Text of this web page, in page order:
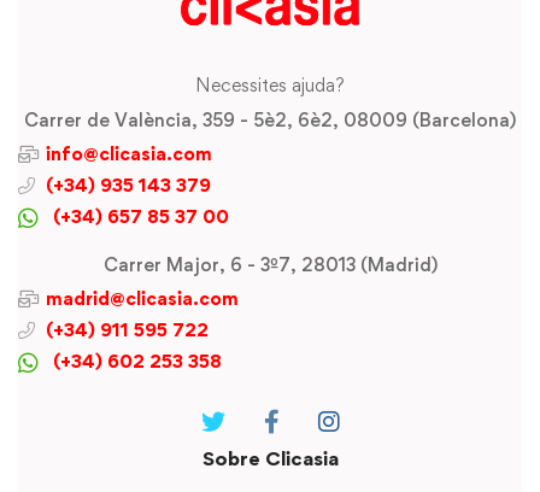
Necessites ajuda?
Carrer de València, 359 - 5è2, 6è2, 08009 (Barcelona)
info@clicasia.com
(+34) 935 143 379
(+34) 657 85 37 00
Carrer Major, 6 - 3º7, 28013 (Madrid)
madrid@clicasia.com
(+34) 911 595 722
(+34) 602 253 358
Sobre Clicasia